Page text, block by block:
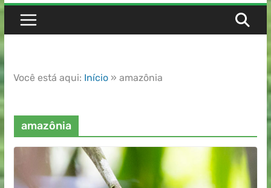
Você está aqui: Início» amazônia
amazônia